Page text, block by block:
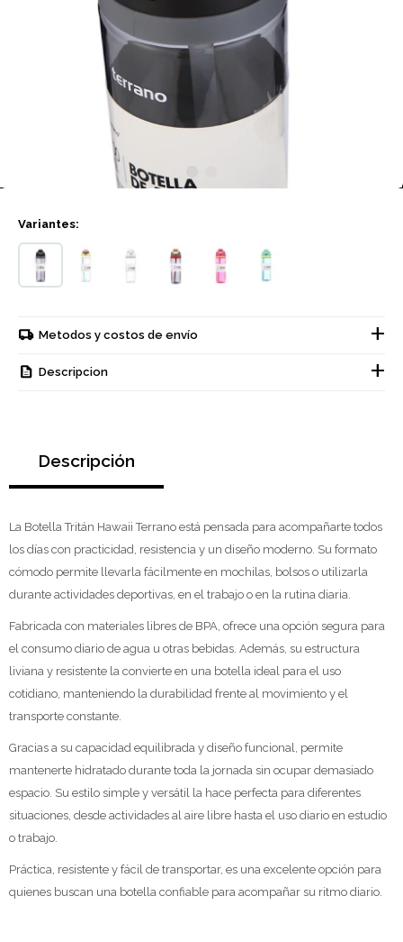
Variantes:
Metodos y costos de envío
Descripcion
Descripción
La Botella Tritán Hawaii Terrano está pensada para acompañarte todos
los días con practicidad, resistencia y un diseño moderno. Su formato
cómodo permite llevarla fácilmente en mochilas, bolsos o utilizarla
durante actividades deportivas, en el trabajo o en la rutina diaria.
Fabricada con materiales libres de BPA, ofrece una opción segura para
el consumo diario de agua u otras bebidas. Además, su estructura
liviana y resistente la convierte en una botella ideal para el uso
cotidiano, manteniendo la durabilidad frente al movimiento y el
transporte constante.
Gracias a su capacidad equilibrada y diseño funcional, permite
mantenerte hidratado durante toda la jornada sin ocupar demasiado
espacio. Su estilo simple y versátil la hace perfecta para diferentes
situaciones, desde actividades al aire libre hasta el uso diario en estudio
o trabajo.
Práctica, resistente y fácil de transportar, es una excelente opción para
quienes buscan una botella confiable para acompañar su ritmo diario.